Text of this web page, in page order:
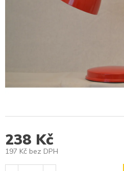
238 Kč
197 Kč bez DPH